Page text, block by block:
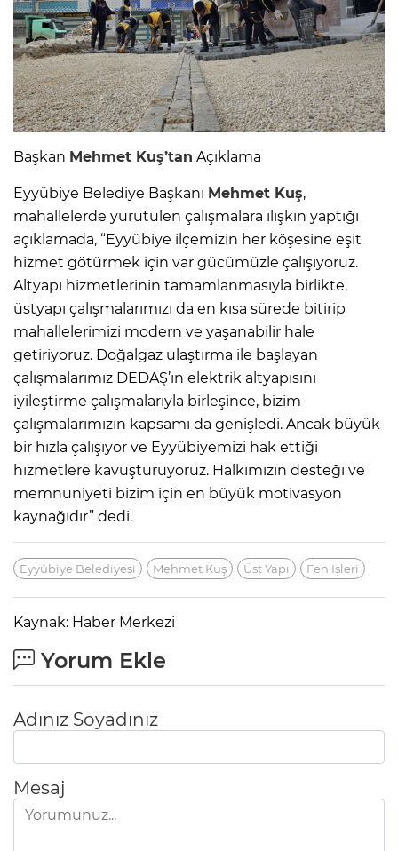
Başkan Mehmet Kuş’tan Açıklama
Eyyübiye Belediye Başkanı Mehmet Kuş,
mahallelerde yürütülen çalışmalara ilişkin yaptığı
açıklamada, “Eyyübiye ilçemizin her köşesine eşit
hizmet götürmek için var gücümüzle çalışıyoruz.
Altyapı hizmetlerinin tamamlanmasıyla birlikte,
üstyapı çalışmalarımızı da en kısa sürede bitirip
mahallelerimizi modern ve yaşanabilir hale
getiriyoruz. Doğalgaz ulaştırma ile başlayan
çalışmalarımız DEDAŞ’ın elektrik altyapısını
iyileştirme çalışmalarıyla birleşince, bizim
çalışmalarımızın kapsamı da genişledi. Ancak büyük
bir hızla çalışıyor ve Eyyübiyemizi hak ettiği
hizmetlere kavuşturuyoruz. Halkımızın desteği ve
memnuniyeti bizim için en büyük motivasyon
kaynağıdır” dedi.
Eyyübiye Belediyesi Mehmet Kuş Üst Yapı Fen Işleri
Kaynak: Haber Merkezi
Yorum Ekle
Adınız Soyadınız
Mesaj